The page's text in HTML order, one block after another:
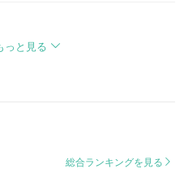
っと見る
総合ランキングを見る